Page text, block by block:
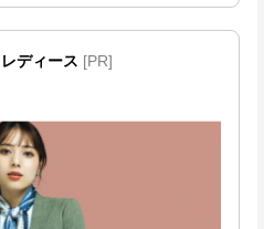
ディース [PR]